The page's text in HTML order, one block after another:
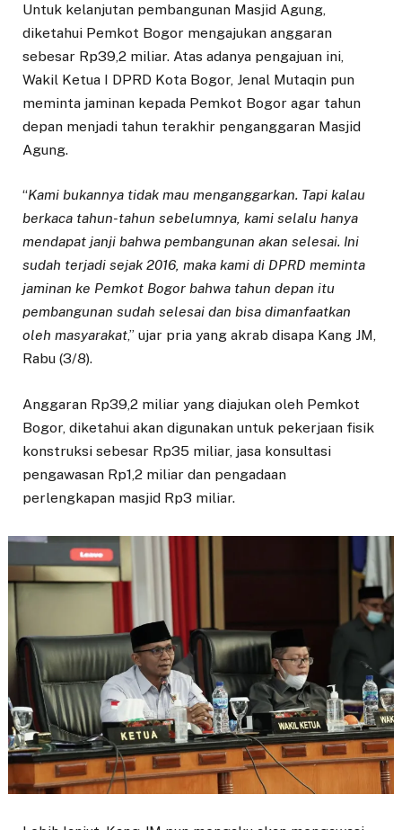
Untuk kelanjutan pembangunan Masjid Agung,
diketahui Pemkot Bogor mengajukan anggaran
sebesar Rp39,2 miliar. Atas adanya pengajuan ini,
Wakil Ketua I DPRD Kota Bogor, Jenal Mutaqin pun
meminta jaminan kepada Pemkot Bogor agar tahun
depan menjadi tahun terakhir penganggaran Masjid
Agung.
“Kami bukannya tidak mau menganggarkan. Tapi kalau
berkaca tahun-tahun sebelumnya, kami selalu hanya
mendapat janji bahwa pembangunan akan selesai. Ini
sudah terjadi sejak 2016, maka kami di DPRD meminta
jaminan ke Pemkot Bogor bahwa tahun depan itu
pembangunan sudah selesai dan bisa dimanfaatkan
oleh masyarakat,” ujar pria yang akrab disapa Kang JM,
Rabu (3/8).
Anggaran Rp39,2 miliar yang diajukan oleh Pemkot
Bogor, diketahui akan digunakan untuk pekerjaan fisik
konstruksi sebesar Rp35 miliar, jasa konsultasi
pengawasan Rp1,2 miliar dan pengadaan
perlengkapan masjid Rp3 miliar.